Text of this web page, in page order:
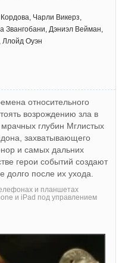
Чарли Викерз,
Звангобани, Дэниэл Вейман,
Ллойд Оуэн
относительного
возрождению зла в
глубин Мглистых
захватывающего
и самых дальних
герои событий создают
долго после их ухода.
и планшетах
и iPad под управлением